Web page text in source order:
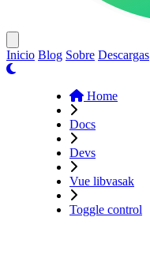
Inicio Blog Sobre Descargas
Home
Docs
Devs
Vue libvasak
Toggle control